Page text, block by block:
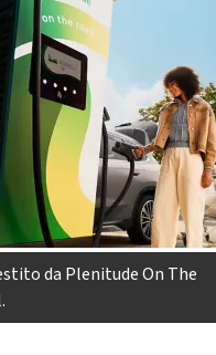
da Plenitude On The